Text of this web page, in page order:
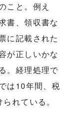
こと。例え
書、領収書な
に記載された
が正しいかな
。経理処理で
は10年間、税
れている。